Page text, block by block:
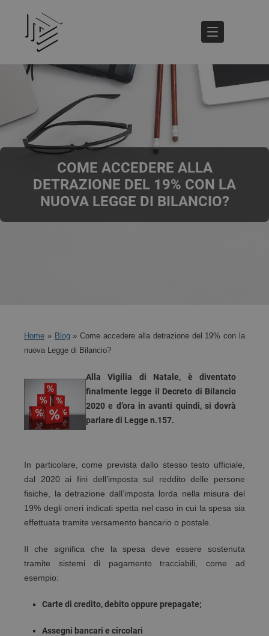
COME ACCEDERE ALLA
DETRAZIONE DEL 19% CON LA
NUOVA LEGGE DI BILANCIO?
Home » Blog» Come accedere alla detrazione del 19% con la
nuova Legge di Bilancio?
Alla Vigilia di Natale, è diventato
finalmente legge il Decreto di Bilancio
2020 e d’ora in avanti quindi, si dovrà
parlare di Legge n.157.
In particolare, come prevista dallo stesso testo ufficiale,
dal 2020 ai fini dell’imposta sul reddito delle persone
fisiche, la detrazione dall’imposta lorda nella misura del
19% degli oneri indicati spetta nel caso in cui la spesa sia
effettuata tramite versamento bancario o postale.
Il che significa che la spesa deve essere sostenuta
tramite sistemi di pagamento tracciabili, come ad
esempio:
Carte di credito, debito oppure prepagate;
Assegni bancari e circolari